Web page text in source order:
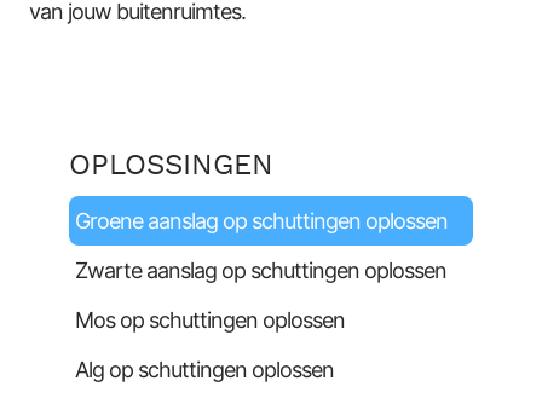
van jouw buitenruimtes.
OPLOSSINGEN
Groene aanslag op schuttingen oplossen
Zwarte aanslag op schuttingen oplossen
Mos op schuttingen oplossen
Alg op schuttingen oplossen